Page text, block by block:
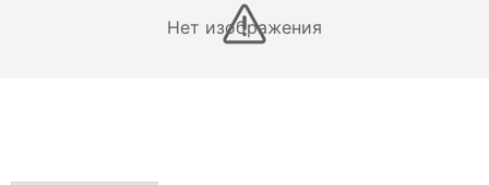
Нет изображения